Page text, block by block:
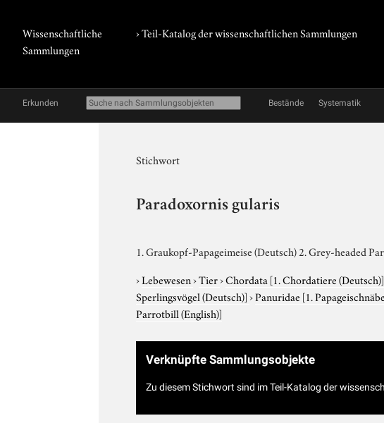
Wissenschaftliche
Sammlungen
› Teil-Katalog der wissenschaftlichen Sammlungen
Erkunden Bestände Systematik
Stichwort
Paradoxornis gularis
1. Graukopf-Papageimeise (Deutsch) 2. Grey-headed
›Lebewesen›Tier›Chordata [1. Chordatiere (Deutsch)]
Sperlingsvögel (Deutsch)]›Panuridae [1.
Parrotbill (English)]
Verknüpfte Sammlungsobjekte
Zu diesem Stichwort sind im Teil-Katalog der